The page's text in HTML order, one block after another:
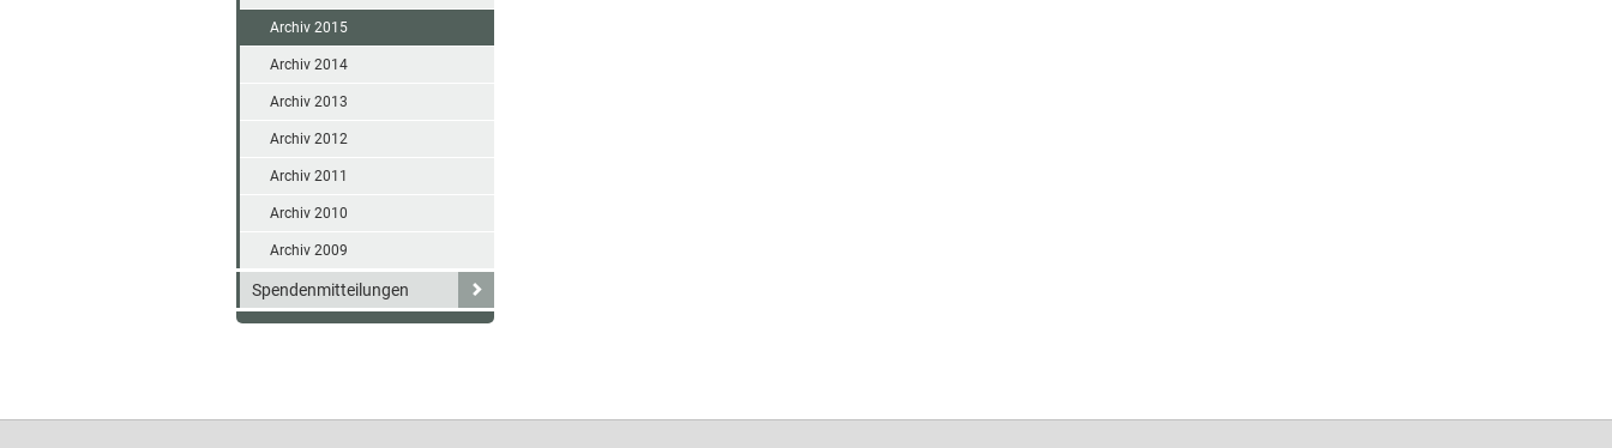
Archiv 2015
Archiv 2014
Archiv 2013
Archiv 2012
Archiv 2011
Archiv 2010
Archiv 2009
Spendenmitteilungen